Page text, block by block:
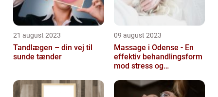
21 august 2023
Tandlægen – din vej til
sunde tænder
09 august 2023
Massage i Odense - En
effektiv behandlingsform
mod stress og